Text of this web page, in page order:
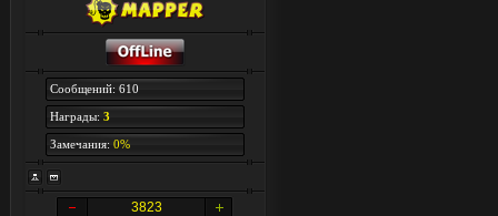
Сообщений: 610
Награды: 3
Замечания: 0%
3823